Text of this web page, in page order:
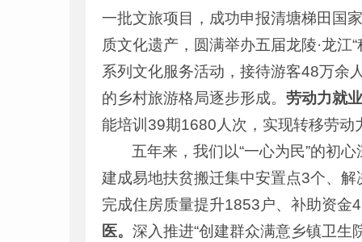
一批文旅项目，成功申报清塘梯田国
质文化遗产，圆满举办五届龙陵·龙
系列文化服务活动，接待游客48万余
的乡村旅游格局逐步形成。 劳动力就
能培训39期1680人次，实现转移劳
五年来，我们以“一心为民”的初
建成易地扶贫搬迁集中安置点3个、
完成住房质量提升1853户、补助资金
医。 深入推进“创建群众满意乡镇卫生